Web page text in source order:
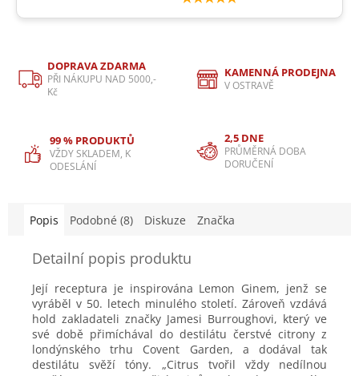
DOPRAVA ZDARMA
PŘI NÁKUPU NAD 5000,-
Kč
KAMENNÁ PRODEJNA
V OSTRAVĚ
99 % PRODUKTŮ
VŽDY SKLADEM, K
ODESLÁNÍ
2,5 DNE
PRŮMĚRNÁ DOBA
DORUČENÍ
Popis Podobné (8) Diskuze Značka
Detailní popis produktu
Její receptura je inspirována Lemon Ginem, jenž se
vyráběl v 50. letech minulého století. Zároveň vzdává
hold zakladateli značky Jamesi Burroughovi, který ve
své době přimíchával do destilátu čerstvé citrony z
londýnského trhu Covent Garden, a dodával tak
destilátu svěží tóny. „Citrus tvořil vždy nedílnou